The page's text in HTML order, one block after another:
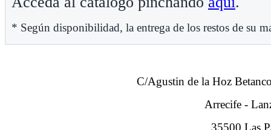
* Según disponibilidad, la entrega de los restos de su
C/Agustin de la Hoz
Arrecife -